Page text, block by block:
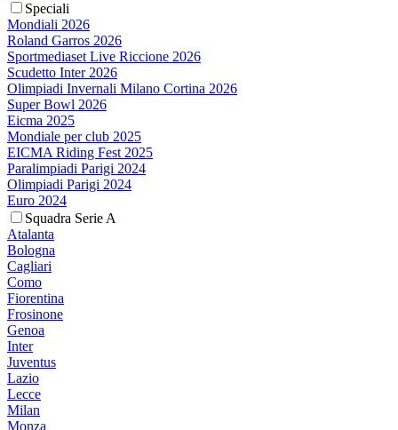
Speciali
Mondiali 2026
Roland Garros 2026
Sportmediaset Live Riccione 2026
Scudetto Inter 2026
Olimpiadi Invernali Milano Cortina 2026
Super Bowl 2026
Eicma 2025
Mondiale per club 2025
EICMA Riding Fest 2025
Paralimpiadi Parigi 2024
Olimpiadi Parigi 2024
Euro 2024
Squadra Serie A
Atalanta
Bologna
Cagliari
Como
Fiorentina
Frosinone
Genoa
Inter
Juventus
Lazio
Lecce
Milan
Monza